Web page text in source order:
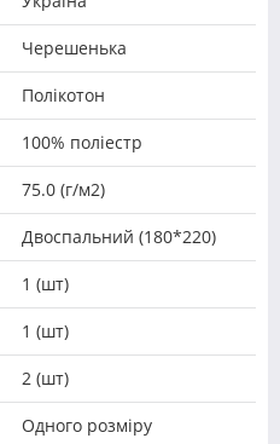
Черешенька
Полікотон
100% поліестр
75.0 (г/м2)
Двоспальний (180*220)
1 (шт)
1 (шт)
2 (шт)
Одного розміру